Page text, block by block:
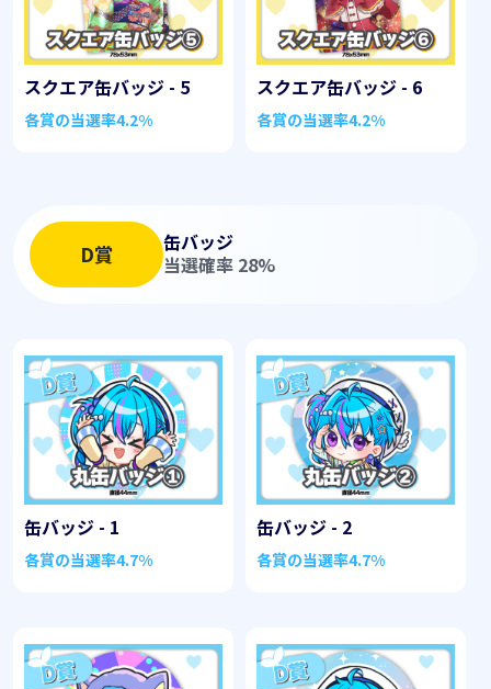
スクエア缶バッジ - 5
各賞の当選率4.2%
スクエア缶バッジ - 6
各賞の当選率4.2%
D賞
缶バッジ
当選確率 28%
缶バッジ - 1
各賞の当選率4.7%
缶バッジ - 2
各賞の当選率4.7%